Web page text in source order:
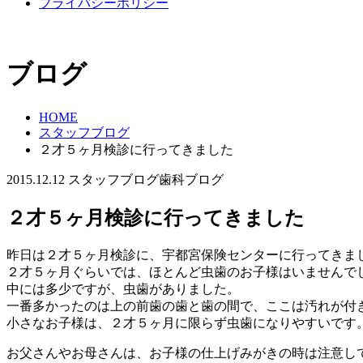
プライバシーポリシー
ブログ
HOME
スタッフブログ
２才５ヶ月検診に行ってきました
2015.12.12 スタッフブログ歯科ブログ
２才５ヶ月検診に行ってきました
昨日は２才５ヶ月検診に、宇都宮保険センターに行ってきま
２才５ヶ月ぐらいでは、ほとんど虫歯のお子様はいませんで
中には多少ですが、虫歯がありました。
一番多かったのは上の前歯の歯と歯の間で、ここは汚れが付
小さなお子様は、２才５ヶ月に限らず虫歯になりやすいです。
お父さんやお母さんは、お子様の仕上げみがきの時は注意し